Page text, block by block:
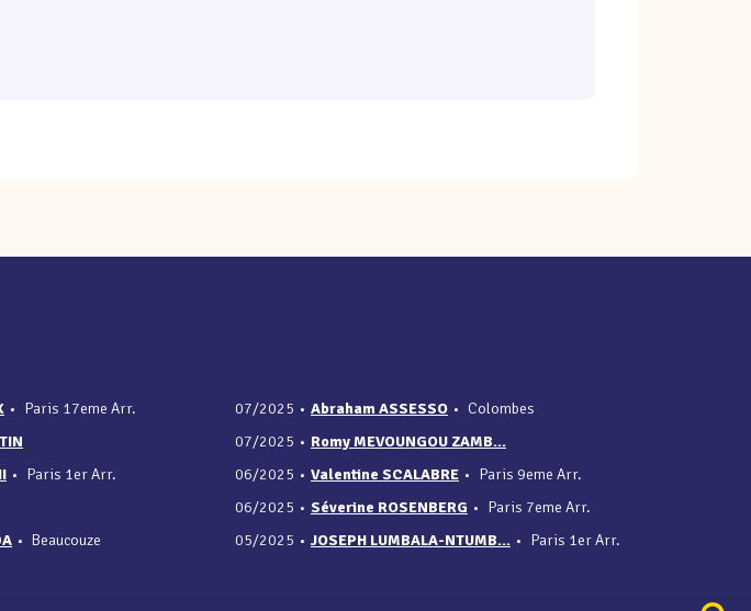
• Paris 17eme Arr.
• Paris 1er Arr.
• Beaucouze
07/2025 • Abraham ASSESSO • Colombes
07/2025 • Romy MEVOUNGOU ZAMB...
06/2025 • Valentine SCALABRE • Paris 9eme Arr.
06/2025 • Séverine ROSENBERG • Paris 7eme Arr.
05/2025 • JOSEPH LUMBALA-NTUMB... • Paris 1er Arr.